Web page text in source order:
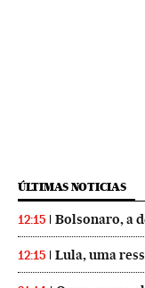
ÚLTIMAS NOTICIAS
12:15 Bolsonaro, a
12:15 Lula, uma